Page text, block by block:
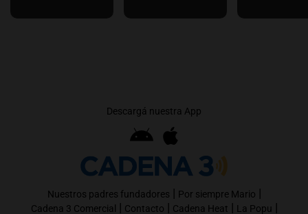
Descargá nuestra App
Nuestros padres fundadores | Por siempre Mario |
Cadena 3 Comercial | Contacto | Cadena Heat | La Popu |